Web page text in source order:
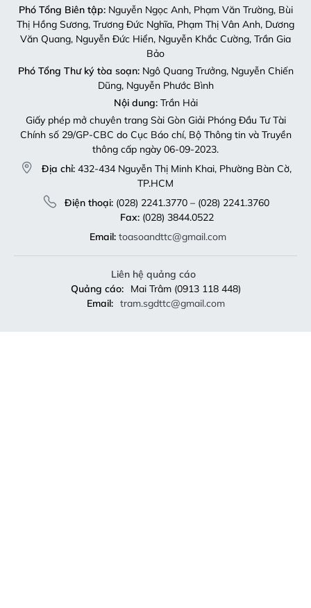
Phó Tổng Biên tập:Nguyễn Ngọc Anh, Phạm Văn Trường, Bùi
Thị Hồng Sương, Trương Đức Nghĩa, Phạm Thị Vân Anh, Dương
Văn Quang, Nguyễn Đức Hiển, Nguyễn Khắc Cường, Trần Gia
Bảo
Phó Tổng Thư ký tòa soạn:Ngô Quang Trưởng, Nguyễn Chiến
Dũng, Nguyễn Phước Bình
Nội dung:Trần Hải
Giấy phép mở chuyên trang Sài Gòn Giải Phóng Đầu Tư Tài
Chính số 29/GP-CBC do Cục Báo chí, Bộ Thông tin và Truyền
thông cấp ngày 06-09-2023.
Địa chỉ: 432-434 Nguyễn Thị Minh Khai, Phường Bàn Cờ,
TP.HCM
Điện thoại:(028) 2241.3770 – (028) 2241.3760
Fax:(028) 3844.0522
Email: toasoandttc@gmail.com
Liên hệ quảng cáo
Quảng cáo:
Mai Trâm (0913 118 448)
Email: tram.sgdttc@gmail.com